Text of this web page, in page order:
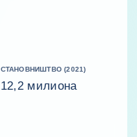
СТАНОВНИШТВО (2021)
12,2 милиона